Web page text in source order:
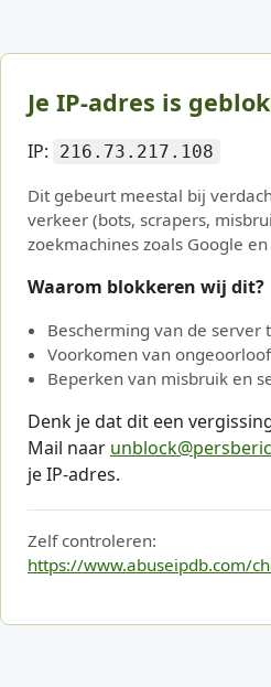
Je IP-adres is
IP: 216.73.217.108
Dit gebeurt meestal bij
verkeer (bots, scrapers,
zoekmachines zoals Google
Waarom blokkeren wij dit?
Bescherming van de server
Voorkomen van
Beperken van misbruik en
Denk je dat dit een
Mail naar
je IP-adres.
Zelf controleren:
https://www.abuseipdb.com/